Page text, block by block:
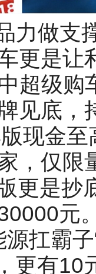
力做支
更是让
超级购
见底，
现金
，仅限
更是抄
元
源扛霸
更有10